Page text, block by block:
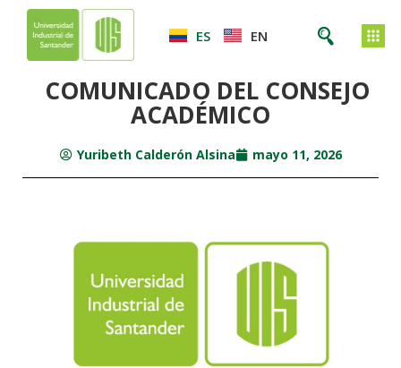
ES EN
COMUNICADO DEL CONSEJO
ACADÉMICO
Yuribeth Calderón Alsina mayo 11, 2026